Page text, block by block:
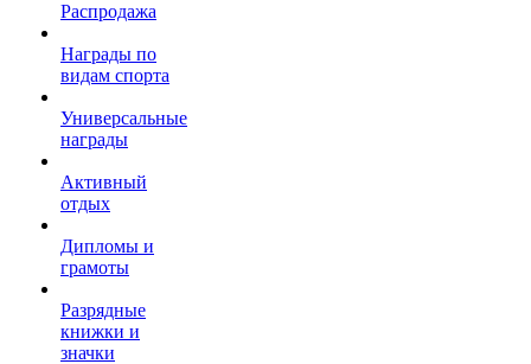
Распродажа
Награды по
видам спорта
Универсальные
награды
Активный
отдых
Дипломы и
грамоты
Разрядные
книжки и
значки